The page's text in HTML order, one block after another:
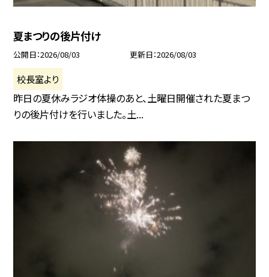
夏まつりの後片付け
公開日 2026/08/03 更新日 2026/08/03
校長室より
昨日の夏休みラジオ体操のあと、土曜日開催された夏まつ
りの後片付けを行いました。土...